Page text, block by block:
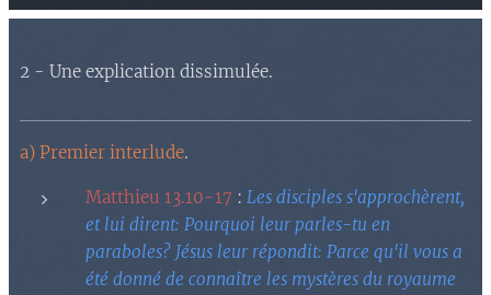
2 - Une explication dissimulée.
a) Premier interlude.
Matthieu 13.10-17 : Les disciples s'approchèrent,
et lui dirent: Pourquoi leur parles-tu en
paraboles? Jésus leur répondit: Parce qu'il vous a
été donné de connaître les mystères du royaume